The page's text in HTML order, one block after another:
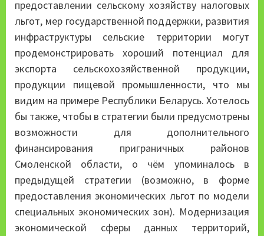
предоставлении сельскому хозяйству налоговых
льгот, мер государственной поддержки, развития
инфраструктуры сельские территории могут
продемонстрировать хороший потенциал для
экспорта сельскохозяйственной продукции,
продукции пищевой промышленности, что мы
видим на примере Республики Беларусь. Хотелось
бы также, чтобы в стратегии были предусмотрены
возможности для дополнительного
финансирования приграничных районов
Смоленской области, о чём упоминалось в
предыдущей стратегии (возможно, в форме
предоставления экономических льгот по модели
специальных экономических зон). Модернизация
экономической сферы данных территорий,